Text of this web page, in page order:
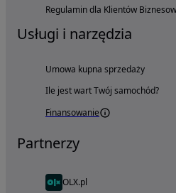
Regulamin dla Klientów
Usługi i narzędzia
Umowa kupna sprzedaży
Ile jest wart Twój samochód?
Finansowanie
Partnerzy
OLX.pl